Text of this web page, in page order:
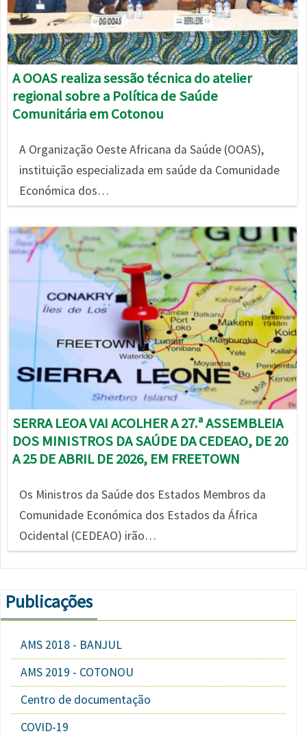
A OOAS realiza sessão técnica do atelier
regional sobre a Política de Saúde
Comunitária em Cotonou
A Organização Oeste Africana da Saúde (OOAS),
instituição especializada em saúde da Comunidade
Económica dos…
Imagem
SERRA LEOA VAI ACOLHER A 27.ª ASSEMBLEIA
DOS MINISTROS DA SAÚDE DA CEDEAO, DE 20
A 25 DE ABRIL DE 2026, EM FREETOWN
Os Ministros da Saúde dos Estados Membros da
Comunidade Económica dos Estados da África
Ocidental (CEDEAO) irão…
Publicações
AMS 2018 - BANJUL
AMS 2019 - COTONOU
Centro de documentação
COVID-19